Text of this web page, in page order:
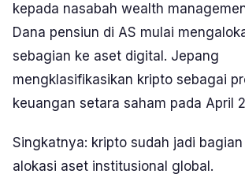
kepada nasabah wealth
Dana pensiun di AS mulai
sebagian ke aset digital. Jepang
mengklasifikasikan kripto sebagai
keuangan setara saham pada April
Singkatnya: kripto sudah jadi
alokasi aset institusional global.